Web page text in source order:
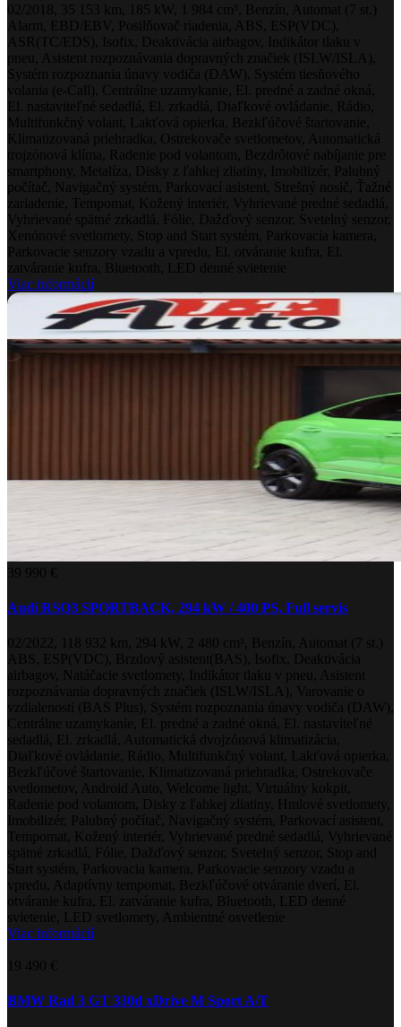
02/2018, 35 153 km, 185 kW, 1 984 cm³, Benzín, Automat (7 st.)
Alarm, EBD/EBV, Posilňovač riadenia, ABS, ESP(VDC),
ASR(TC/EDS), Isofix, Deaktivácia airbagov, Indikátor tlaku v
pneu, Asistent rozpoznávania dopravných značiek (ISLW/ISLA),
Systém rozpoznania únavy vodiča (DAW), Systém tiesňového
volania (e-Call), Centrálne uzamykanie, El. predné a zadné okná,
El. nastaviteľné sedadlá, El. zrkadlá, Diaľkové ovládanie, Rádio,
Multifunkčný volant, Lakťová opierka, Bezkľúčové štartovanie,
Klimatizovaná priehradka, Ostrekovače svetlometov, Automatická
trojzónová klíma, Radenie pod volantom, Bezdrôtové nabíjanie pre
smartphony, Metalíza, Disky z ľahkej zliatiny, Imobilizér, Palubný
počítač, Navigačný systém, Parkovací asistent, Strešný nosič, Ťažné
zariadenie, Tempomat, Kožený interiér, Vyhrievané predné sedadlá,
Vyhrievané spätné zrkadlá, Fólie, Dažďový senzor, Svetelný senzor,
Xenónové svetlomety, Stop and Start systém, Parkovacia kamera,
Parkovacie senzory vzadu a vpredu, El. otváranie kufra, El.
zatváranie kufra, Bluetooth, LED denné svietenie
Viac informácií
39 990 €
Audi RSQ3 SPORTBACK, 294 kW / 400 PS, Full servis
02/2022, 118 932 km, 294 kW, 2 480 cm³, Benzín, Automat (7 st.)
ABS, ESP(VDC), Brzdový asistent(BAS), Isofix, Deaktivácia
airbagov, Natáčacie svetlomety, Indikátor tlaku v pneu, Asistent
rozpoznávania dopravných značiek (ISLW/ISLA), Varovanie o
vzdialenosti (BAS Plus), Systém rozpoznania únavy vodiča (DAW),
Centrálne uzamykanie, El. predné a zadné okná, El. nastaviteľné
sedadlá, El. zrkadlá, Automatická dvojzónová klimatizácia,
Diaľkové ovládanie, Rádio, Multifunkčný volant, Lakťová opierka,
Bezkľúčové štartovanie, Klimatizovaná priehradka, Ostrekovače
svetlometov, Android Auto, Welcome light, Virtuálny kokpit,
Radenie pod volantom, Disky z ľahkej zliatiny, Hmlové svetlomety,
Imobilizér, Palubný počítač, Navigačný systém, Parkovací asistent,
Tempomat, Kožený interiér, Vyhrievané predné sedadlá, Vyhrievané
spätné zrkadlá, Fólie, Dažďový senzor, Svetelný senzor, Stop and
Start systém, Parkovacia kamera, Parkovacie senzory vzadu a
vpredu, Adaptívny tempomat, Bezkľúčové otváranie dverí, El.
otváranie kufra, El. zatváranie kufra, Bluetooth, LED denné
svietenie, LED svetlomety, Ambientné osvetlenie
Viac informácií
19 490 €
BMW Rad 3 GT 330d xDrive M Sport A/T